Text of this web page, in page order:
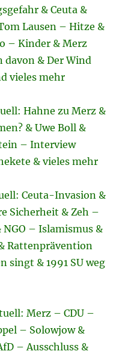
& Ceuta &
Lausen – Hitze &
– Kinder & Merz
davon & Der Wind
vieles mehr
Hahne zu Merz &
& Uwe Boll &
– Interview
& vieles mehr
Ceuta-Invasion &
Sicherheit & Zeh –
– Islamismus &
Rattenprävention
singt & 1991 SU weg
Merz – CDU –
– Solowjow &
– Ausschluss &